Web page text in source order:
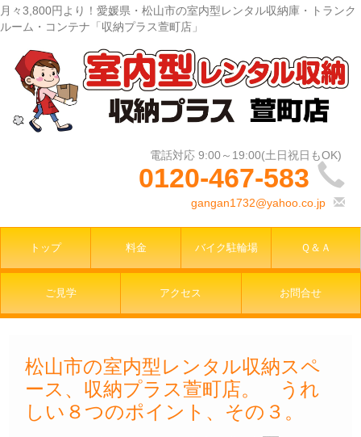
月々3,800円より！愛媛県・松山市の室内型レンタル収納庫・トランク
ルーム・コンテナ「収納プラス萱町店」
0120-467-583
gangan1732@yahoo.co.jp
トップ 料金 バイク駐輪場 Ｑ＆Ａ
ご見学 アクセス お問合せ
松山市の室内型レンタル収納スペ
ース、収納プラス萱町店。 うれ
しい８つのポイント、その３。